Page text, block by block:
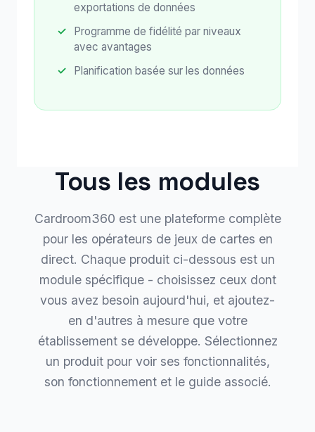
exportations de données
Programme de fidélité par niveaux
avec avantages
Planification basée sur les données
Tous les modules
Cardroom360 est une plateforme complète
pour les opérateurs de jeux de cartes en
direct. Chaque produit ci-dessous est un
module spécifique - choisissez ceux dont
vous avez besoin aujourd'hui, et ajoutez-
en d'autres à mesure que votre
établissement se développe. Sélectionnez
un produit pour voir ses fonctionnalités,
son fonctionnement et le guide associé.